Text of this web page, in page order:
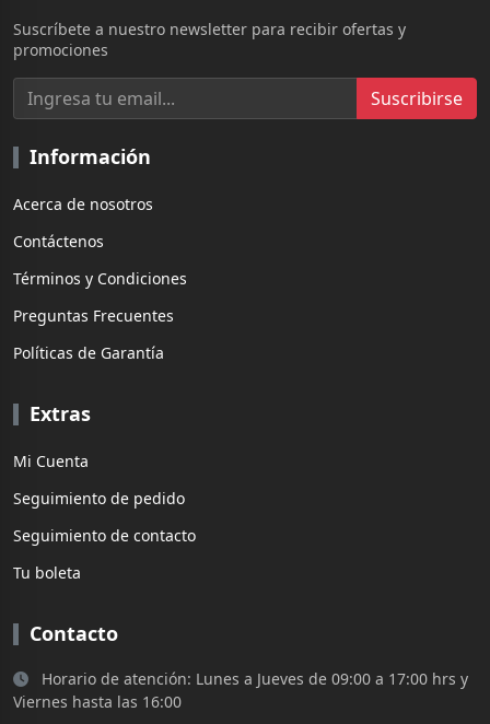
Suscríbete a nuestro newsletter para recibir ofertas y
promociones
Suscribirse
Información
Acerca de nosotros
Contáctenos
Términos y Condiciones
Preguntas Frecuentes
Políticas de Garantía
Extras
Mi Cuenta
Seguimiento de pedido
Seguimiento de contacto
Tu boleta
Contacto
Horario de atención: Lunes a Jueves de 09:00 a 17:00 hrs y
Viernes hasta las 16:00